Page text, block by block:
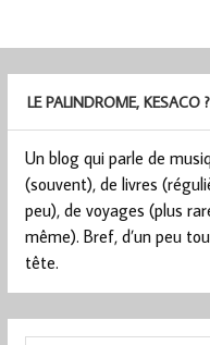
LE PALINDROME, KESACO ?
Un blog qui parle de
(souvent), de livres
peu), de voyages (plus
même). Bref, d’un peu
tête.